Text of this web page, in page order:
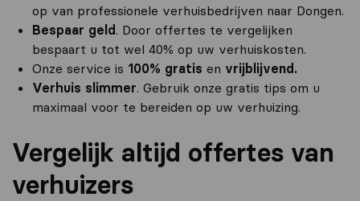
op van professionele verhuisbedrijven naar Dongen.
Bespaar geld . Door offertes te vergelijken
bespaart u tot wel 40% op uw verhuiskosten.
Onze service is 100% gratis en vrijblijvend.
Verhuis slimmer. Gebruik onze gratis tips om u
maximaal voor te bereiden op uw verhuizing.
Vergelijk altijd offertes van
verhuizers